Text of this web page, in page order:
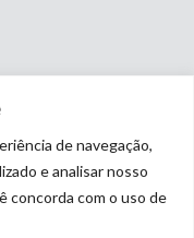
de navegação,
e analisar nosso
concorda com o uso de